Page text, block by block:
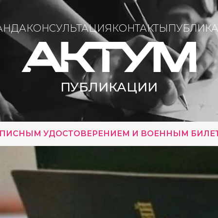
КОНСУЛЬТАЦИЯ КОНТАКТЫ
ПУБЛИКАЦИИ
УДОСТОВЕРЕНИЕМ И ВОЕННЫМ